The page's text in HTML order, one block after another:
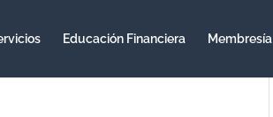
Educación Financiera Membresía